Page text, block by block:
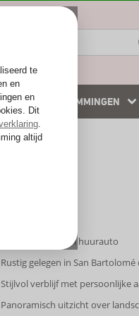
BESTEMMINGEN
Inclusief vlucht en huurauto
Rustig gelegen in San Bartolomé
Stijlvol verblijf met persoonlijke
Panoramisch uitzicht over